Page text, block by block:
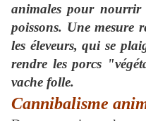
animales pour nourrir
poissons. Une mesure
les éleveurs, qui se
rendre les porcs
vache folle.
Cannibalisme